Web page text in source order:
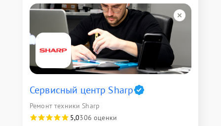
Сервисный центр Sharp
Ремонт техники Sharp
5,0306 оценки